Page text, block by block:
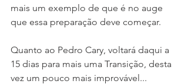
mais um exemplo de que é no auge
que essa preparação deve começar.
Quanto ao Pedro Cary, voltará daqui a
15 dias para mais uma Transição, desta
vez um pouco mais improvável...